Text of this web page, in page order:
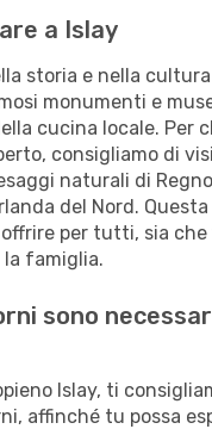
a Islay
storia e nella
monumenti e
cucina locale. Per
consigliamo di
naturali di
del Nord.
per tutti, sia che
la famiglia.
sono
Islay, ti
affinché tu possa